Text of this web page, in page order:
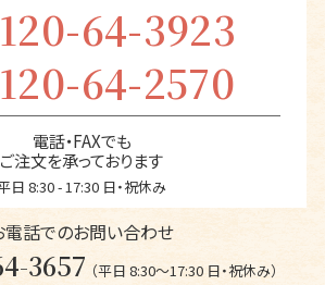
64-3923
64-2570
電話・FAXでも
ご注文を承っております
日 8:30 - 17:30 日・祝休み
電話でのお問い合わせ
3657 （平日 8:30〜17:30 日・祝休み）